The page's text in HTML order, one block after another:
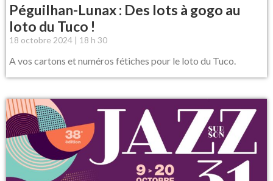
Péguilhan-Lunax : Des lots à gogo au
loto du Tuco !
18 octobre 2024 18 h 30
A vos cartons et numéros fétiches pour le loto du Tuco.